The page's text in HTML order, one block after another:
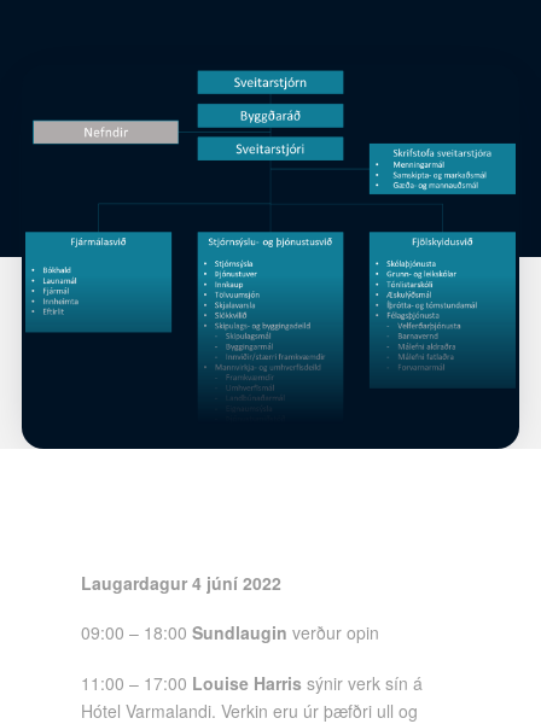
Laugardagur 4 júní 2022
09:00 – 18:00Sundlauginverður opin
11:00 – 17:00 Louise Harrissýnir verk sín á
Hótel Varmalandi. Verkin eru úr þæfðri ull og